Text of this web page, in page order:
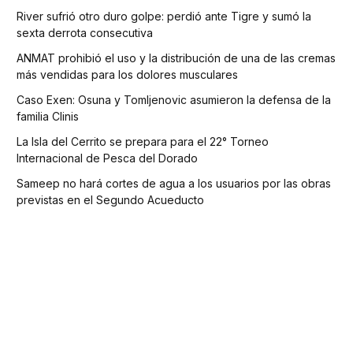
River sufrió otro duro golpe: perdió ante Tigre y sumó la
sexta derrota consecutiva
ANMAT prohibió el uso y la distribución de una de las cremas
más vendidas para los dolores musculares
Caso Exen: Osuna y Tomljenovic asumieron la defensa de la
familia Clinis
La Isla del Cerrito se prepara para el 22° Torneo
Internacional de Pesca del Dorado
Sameep no hará cortes de agua a los usuarios por las obras
previstas en el Segundo Acueducto